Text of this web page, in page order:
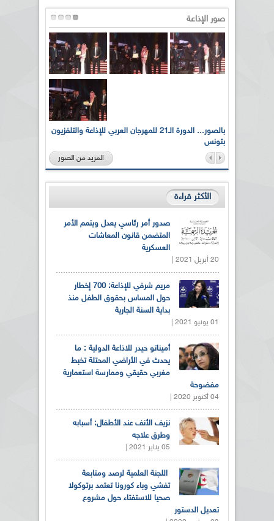
صور الإذاعة
بالصور... الدورة الـ21 للمهرجان العربي للإذاعة والتلفزيون
بتونس
المزيد من الصور
الأكثر قراءة
صدور أمر رئاسي يعدل ويتمم الأمر
المتضمن قانون المعاشات
العسكرية
20 أبريل 2021 |
مريم شرفي للإذاعة: 700 إخطار
حول المساس بحقوق الطفل منذ
بداية السنة الجارية
01 يونيو 2021 |
أميناتو حيدر للاذاعة الدولية : ما
يحدث في الأراضي المحتلة تخبط
مغربي حقيقي وممارسة استعمارية
مفضوحة
04 أكتوبر 2020 |
نزيف الأنف عند الأطفال: أسبابه
وطرق علاجه
05 يناير 2021 |
اللجنة العلمية لرصد ومتابعة
تفشي وباء كورونا تعتمد برتوكولا
صحيا للاستفتاء حول مشروع
تعديل الدستور